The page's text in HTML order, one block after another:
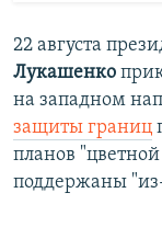
22 августа
Лукашенко
на западном
защиты границ
планов
поддержаны